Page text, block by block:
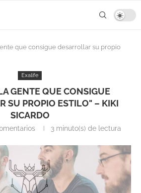
que consigue desarrollar su propio
Exalife
GENTE QUE CONSIGUE
SU PROPIO ESTILO" – KIKI
SICARDO
3 minuto(s) de lectura